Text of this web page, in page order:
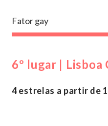
Fator gay
6º lugar | Lisboa
4 estrelas a partir de